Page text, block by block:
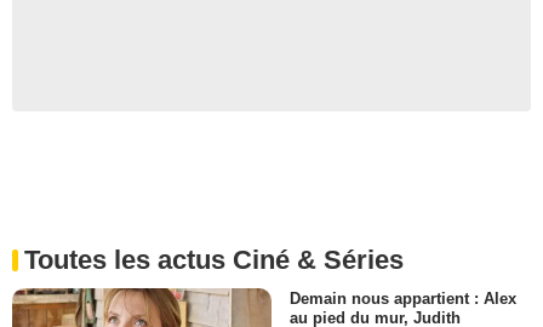
Toutes les actus Ciné & Séries
Demain nous appartient : Alex
au pied du mur, Judith